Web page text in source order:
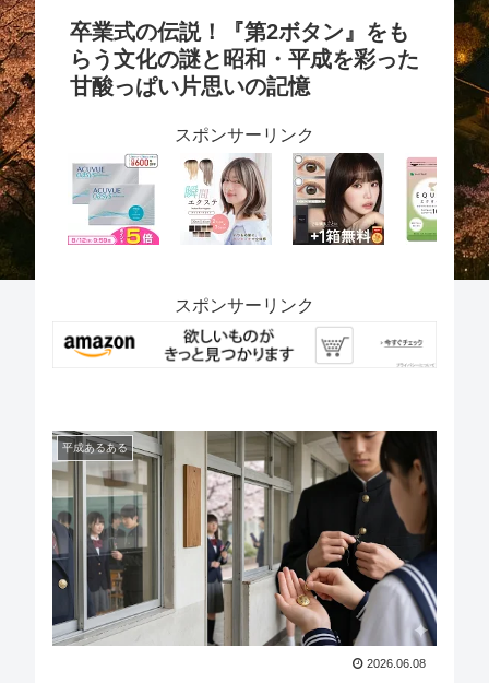
卒業式の伝説！『第2ボタン』をも
らう文化の謎と昭和・平成を彩った
甘酸っぱい片思いの記憶
スポンサーリンク
スポンサーリンク
平成あるある
2026.06.08